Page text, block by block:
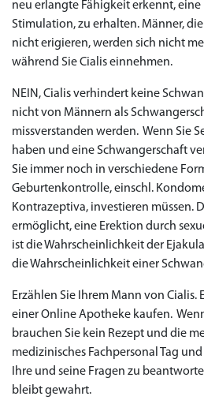
neu erlangte Fähigkeit erkennt,
Stimulation, zu erhalten. Männer,
nicht erigieren, werden sich nicht
während Sie Cialis einnehmen.
NEIN, Cialis verhindert keine
nicht von Männern als
missverstanden werden. Wenn Sie
haben und eine Schwangerschaft
Sie immer noch in verschiedene
Geburtenkontrolle, einschl.
Kontrazeptiva, investieren müssen.
ermöglicht, eine Erektion durch
ist die Wahrscheinlichkeit der
die Wahrscheinlichkeit einer
Erzählen Sie Ihrem Mann von Cialis.
einer Online Apotheke kaufen.
brauchen Sie kein Rezept und die
medizinisches Fachpersonal Tag
Ihre und seine Fragen zu
bleibt gewahrt.